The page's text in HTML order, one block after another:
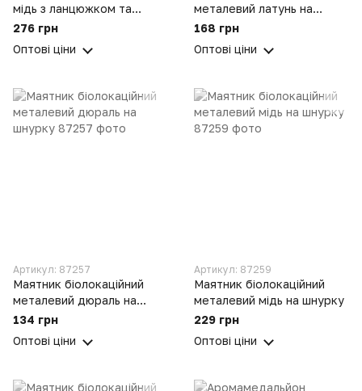
мідь з ланцюжком та
шунгітовою кулькою
276 грн
Оптові ціни
металевий латунь на
шнурку
168 грн
Оптові ціни
Артикул: 87257
Маятник біолокаційний
металевий дюраль на
шнурку
134 грн
Оптові ціни
Артикул: 87259
Маятник біолокаційний
металевий мідь на шнурку
229 грн
Оптові ціни